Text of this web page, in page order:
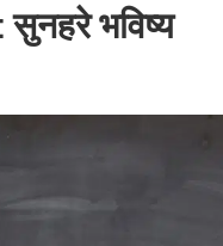
सुनहरे भविष्य